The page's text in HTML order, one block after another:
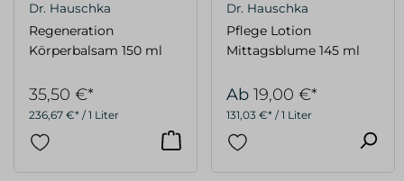
Dr. Hauschka
Regeneration
Körperbalsam 150 ml
236,67 €* / 1 Liter
35,50 €*
Dr. Hauschka
Pflege Lotion
Mittagsblume 145 ml
131,03 €* / 1 Liter
Ab 19,00 €*